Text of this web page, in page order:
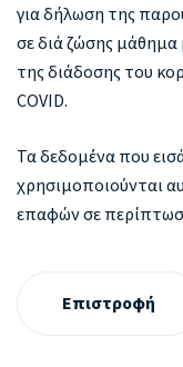
για δήλωση της
σε διά ζώσης
της διάδοσης του
COVID.
Τα δεδομένα που
χρησιμοποιούνται
επαφών σε
Επιστροφή